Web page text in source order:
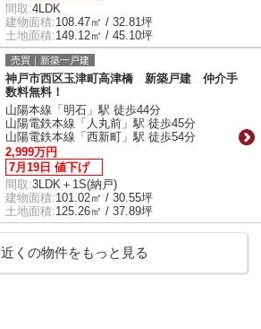
間取:4LDK
建物面積:108.47㎡ / 32.81坪
土地面積:149.12㎡ / 45.10坪
売買｜新築一戸建
神戸市西区玉津町高津橋 新築戸建 仲介手
数料無料！
山陽本線「明石」駅 徒歩44分
山陽電鉄本線「人丸前」駅 徒歩45分
山陽電鉄本線「西新町」駅 徒歩54分
2,999万円
7月19日 値下げ
間取:3LDK＋1S(納戸)
建物面積:101.02㎡ / 30.55坪
土地面積:125.26㎡ / 37.89坪
近くの物件をもっと見る